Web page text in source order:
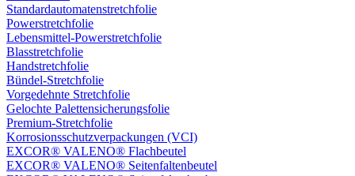
Standardautomatenstretchfolie
Powerstretchfolie
Lebensmittel-Powerstretchfolie
Blasstretchfolie
Handstretchfolie
Bündel-Stretchfolie
Vorgedehnte Stretchfolie
Gelochte Palettensicherungsfolie
Premium-Stretchfolie
Korrosionsschutzverpackungen (VCI)
EXCOR® VALENO® Flachbeutel
EXCOR® VALENO® Seitenfaltenbeutel